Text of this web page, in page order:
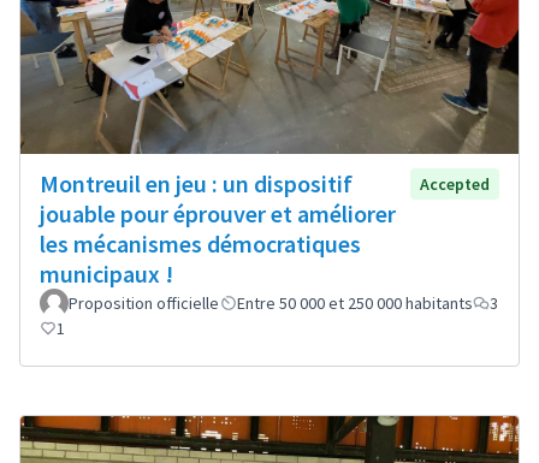
Montreuil en jeu : un dispositif
jouable pour éprouver et améliorer
les mécanismes démocratiques
municipaux !
Accepted
Proposition officielle Entre 50 000 et 250 000 habitants
3
1